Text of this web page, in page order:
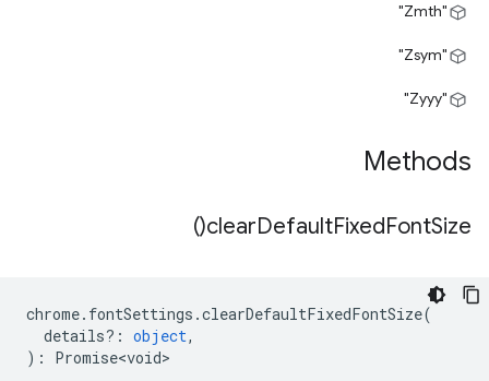
"Zmth"
"Zsym"
"Zyyy"
Methods
clearDefaultFixedFontSize(
)
chrome. fontSettings .clearDefaultFixedFontSize(
details? : object,
) : Promise<void>